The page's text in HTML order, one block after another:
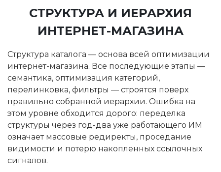
СТРУКТУРА И ИЕРАРХИЯ
ИНТЕРНЕТ-МАГАЗИНА
Структура каталога — основа всей оптимизации
интернет-магазина. Все последующие этапы —
семантика, оптимизация категорий,
перелинковка, фильтры — строятся поверх
правильно собранной иерархии. Ошибка на
этом уровне обходится дорого: переделка
структуры через год-два уже работающего ИМ
означает массовые редиректы, проседание
видимости и потерю накопленных ссылочных
сигналов.